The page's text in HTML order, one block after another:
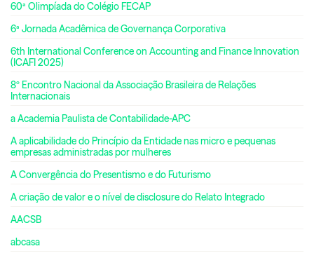
60ª Olimpíada do Colégio FECAP
6ª Jornada Acadêmica de Governança Corporativa
6th International Conference on Accounting and Finance Innovation
(ICAFI 2025)
8º Encontro Nacional da Associação Brasileira de Relações
Internacionais
a Academia Paulista de Contabilidade-APC
A aplicabilidade do Princípio da Entidade nas micro e pequenas
empresas administradas por mulheres
A Convergência do Presentismo e do Futurismo
A criação de valor e o nível de disclosure do Relato Integrado
AACSB
abcasa